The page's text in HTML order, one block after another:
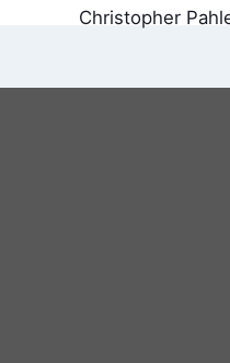
Christopher